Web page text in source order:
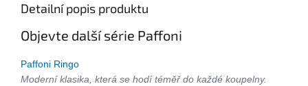
Detailní popis produktu
Objevte další série Paffoni
Paffoni Ringo
Moderní klasika, která se hodí téměř do každé koupelny.